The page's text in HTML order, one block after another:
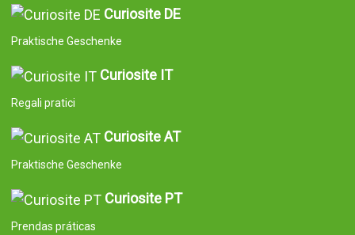
Curiosite DE
Praktische Geschenke
Curiosite IT
Regali pratici
Curiosite AT
Praktische Geschenke
Curiosite PT
Prendas práticas